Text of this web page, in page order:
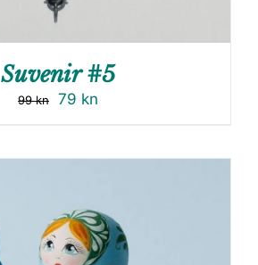
Suvenir #5
99kn 79 kn